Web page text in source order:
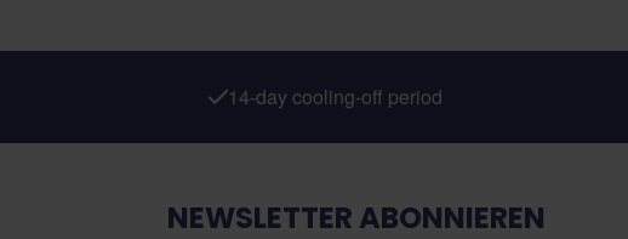
14-day cooling-off period
NEWSLETTER ABONNIEREN